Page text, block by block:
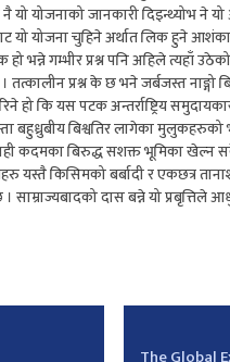
योजनाको जानकारी दिइन्थ्योभ ने
योजना चुहिने अर्थात लिक हुने आशंका
भन्ने गम्भीर प्रश्न पनि अहिले त्यहाँ
प्रश्न के छ भने जर्बजस्त नाङ्गो
कि यस पटक अन्तर्राष्ट्रिय
बहुध्रुबीय बिश्वतिर लागेका
कदमका बिरुद्ध सशक्त भूमिका खेल्न
किसिमको बर्बादी र एकछत्र
साम्राज्यबादको दास बन्ने यो